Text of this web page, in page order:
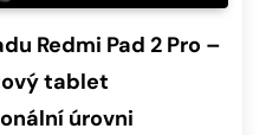
Redmi Pad 2 Pro –
tablet
úrovni